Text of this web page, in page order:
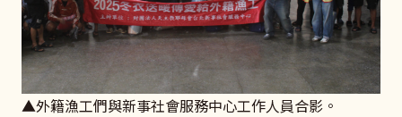
▲外籍漁工們與新事社會服務中心工作人員合影。